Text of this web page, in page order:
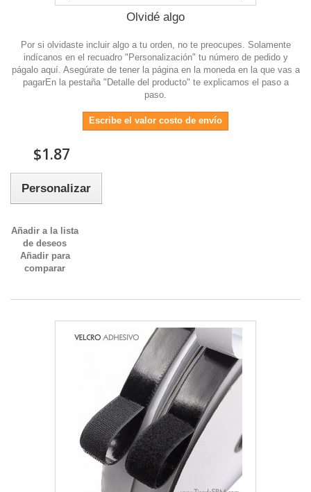
Olvidé algo
Por si olvidaste incluir algo a tu orden, no te preocupes. Solamente
indícanos en el recuadro "Personalización" tu número de pedido y
págalo aquí. Asegúrate de tener la página en la moneda en la que vas a
pagarEn la pestaña "Detalle del producto" te explicamos el paso a
paso.
Escribe el valor costo de envío
$1.87
Personalizar
Añadir a la lista
de deseos
Añadir para
comparar